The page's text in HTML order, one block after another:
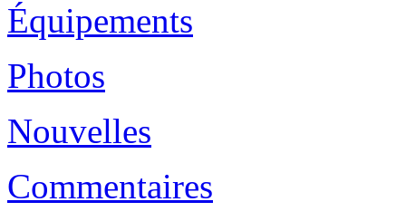
Équipements
Photos
Nouvelles
Commentaires